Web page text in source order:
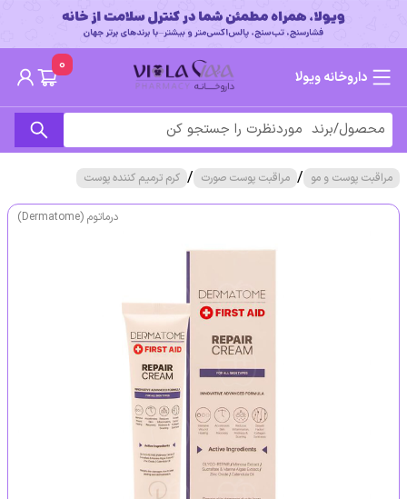
داروخانه ویولا
0
مراقبت پوست و مو / مراقبت پوست صورت / کرم ترمیم کننده پوست
درماتوم (Dermatome)